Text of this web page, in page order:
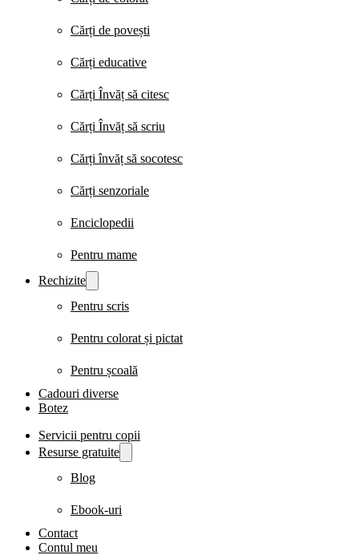
Cărți de povești
Cărți educative
Cărți Învăț să citesc
Cărți Învăț să scriu
Cărți învăț să socotesc
Cărți senzoriale
Enciclopedii
Pentru mame
Rechizite
Pentru scris
Pentru colorat și pictat
Pentru școală
Cadouri diverse
Botez
Servicii pentru copii
Resurse gratuite
Blog
Ebook-uri
Contact
Contul meu